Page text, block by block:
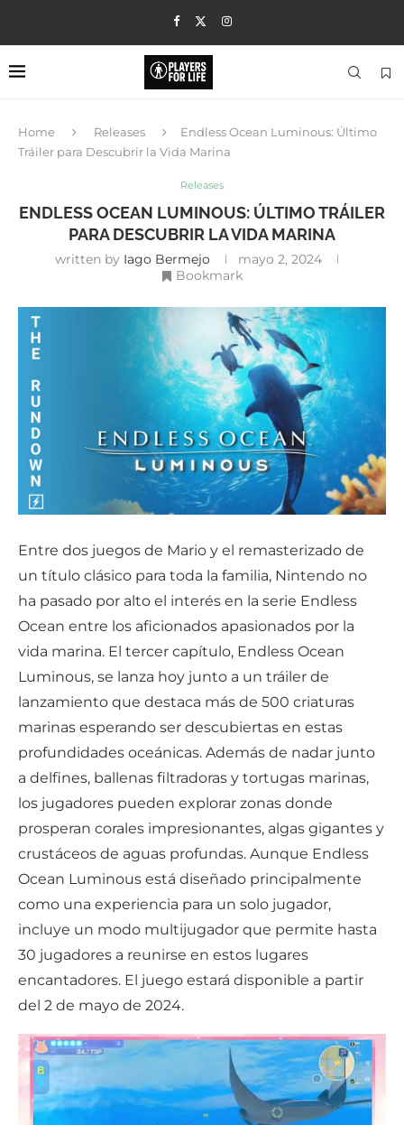
Home Releases
Endless Ocean Luminous: Último
Tráiler para Descubrir la Vida Marina
Releases
ENDLESS OCEAN LUMINOUS: ÚLTIMO TRÁILER
PARA DESCUBRIR LA VIDA MARINA
written by Iago Bermejo
mayo 2, 2024
Bookmark
Entre dos juegos de Mario y el remasterizado de
un título clásico para toda la familia, Nintendo no
ha pasado por alto el interés en la serie Endless
Ocean entre los aficionados apasionados por la
vida marina. El tercer capítulo, Endless Ocean
Luminous, se lanza hoy junto a un tráiler de
lanzamiento que destaca más de 500 criaturas
marinas esperando ser descubiertas en estas
profundidades oceánicas. Además de nadar junto
a delfines, ballenas filtradoras y tortugas marinas,
los jugadores pueden explorar zonas donde
prosperan corales impresionantes, algas gigantes y
crustáceos de aguas profundas. Aunque Endless
Ocean Luminous está diseñado principalmente
como una experiencia para un solo jugador,
incluye un modo multijugador que permite hasta
30 jugadores a reunirse en estos lugares
encantadores. El juego estará disponible a partir
del 2 de mayo de 2024.